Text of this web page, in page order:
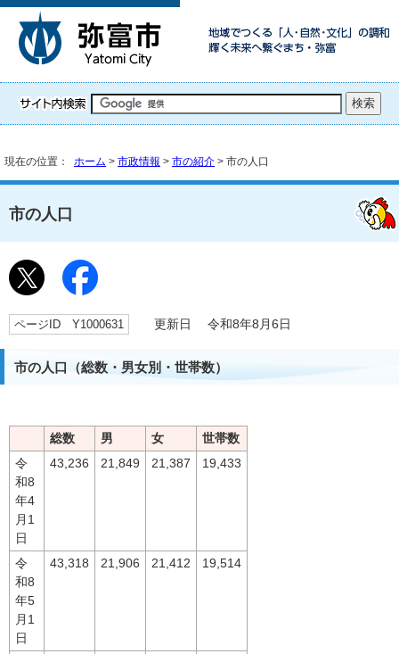
現在の位置： ホーム > 市政情報 > 市の紹介 > 市の人口
市の人口
ページID Y1000631 更新日 令和8年8月6日
市の人口（総数・男女別・世帯数）
総数 男 女
世帯数
令
和8
年4
月1
日
43,236 21,849 21,387 19,433
令
和8
年5
月1
日
43,318 21,906 21,412 19,514